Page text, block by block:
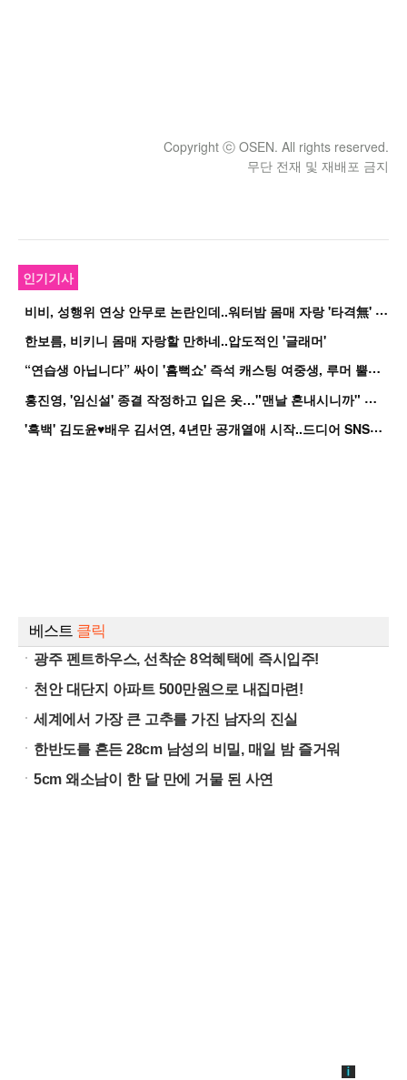
Copyright ⓒ OSEN. All rights reserved.
무단 전재 및 재배포 금지
인기기사
비
비, 성행위 연상 안무로 논란인데..워터밤 몸매 자랑 '타격無' 근황
한보름, 비키니 몸매 자랑할 만하네..압도적인 '글래머'
“
연습생 아닙니다” 싸이 '흠뻑쇼' 즉석 캐스팅 여중생, 루머 뿔났다[Oh!쎈 이...
홍
진영, '임신설' 종결 작정하고 입은 옷…"맨날 혼내시니까" 억울
'
흑백' 김도윤♥배우 김서연, 4년만 공개열애 시작..드디어 SNS에 노출 [핫피...